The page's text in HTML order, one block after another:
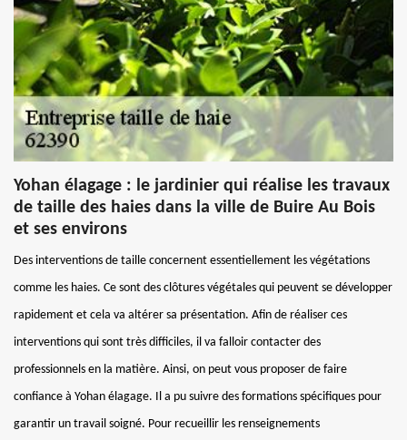
Yohan élagage : le jardinier qui réalise les travaux
de taille des haies dans la ville de Buire Au Bois
et ses environs
Des interventions de taille concernent essentiellement les végétations
comme les haies. Ce sont des clôtures végétales qui peuvent se développer
rapidement et cela va altérer sa présentation. Afin de réaliser ces
interventions qui sont très difficiles, il va falloir contacter des
professionnels en la matière. Ainsi, on peut vous proposer de faire
confiance à Yohan élagage. Il a pu suivre des formations spécifiques pour
garantir un travail soigné. Pour recueillir les renseignements